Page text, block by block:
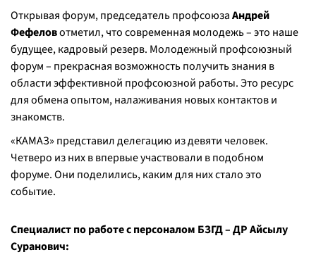
Открывая форум, председатель профсоюзаАндрей
Фефеловотметил, что современная молодежь – это наше
будущее, кадровый резерв. Молодежный профсоюзный
форум – прекрасная возможность получить знания в
области эффективной профсоюзной работы. Это ресурс
для обмена опытом, налаживания новых контактов и
знакомств.
«КАМАЗ» представил делегацию из девяти человек.
Четверо из них в впервые участвовали в подобном
форуме. Они поделились, каким для них стало это
событие.
Специалист по работе с персоналом БЗГД – ДР Айсылу
Суранович: